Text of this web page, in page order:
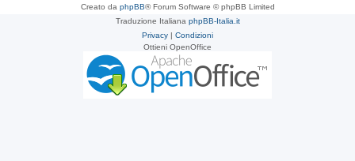
Creato da phpBB® Forum Software © phpBB Limited
Traduzione Italiana phpBB-Italia.it
Privacy | Condizioni
Ottieni OpenOffice